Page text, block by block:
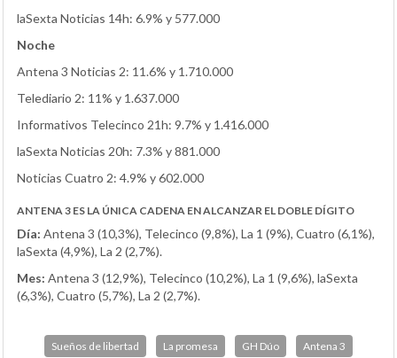
laSexta Noticias 14h: 6.9% y 577.000
Noche
Antena 3 Noticias 2: 11.6% y 1.710.000
Telediario 2: 11% y 1.637.000
Informativos Telecinco 21h: 9.7% y 1.416.000
laSexta Noticias 20h: 7.3% y 881.000
Noticias Cuatro 2: 4.9% y 602.000
ANTENA 3 ES LA ÚNICA CADENA EN ALCANZAR EL DOBLE DÍGITO
Día: Antena 3 (10,3%), Telecinco (9,8%), La 1 (9%), Cuatro (6,1%),
laSexta (4,9%), La 2 (2,7%).
Mes: Antena 3 (12,9%), Telecinco (10,2%), La 1 (9,6%), laSexta
(6,3%), Cuatro (5,7%), La 2 (2,7%).
Sueños de libertad La promesa GH Dúo Antena 3